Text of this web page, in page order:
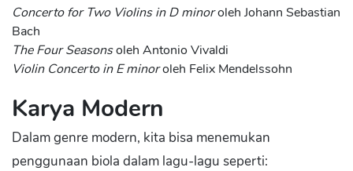
Concerto for Two Violins in D minoroleh Johann Sebastian
Bach
The Four Seasonsoleh Antonio Vivaldi
Violin Concerto in E minoroleh Felix Mendelssohn
Karya Modern
Dalam genre modern, kita bisa menemukan
penggunaan biola dalam lagu-lagu seperti: